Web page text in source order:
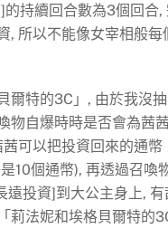
持續回合數為3個回合,
, 所以不能像女宰相般每
爾特的3C」, 由於我沒
物自爆時時是否會為茜
可以把投資回來的通幣
10個通幣), 再透過召喚
遠投資]到大公主身上,
莉法妮和埃格貝爾特的